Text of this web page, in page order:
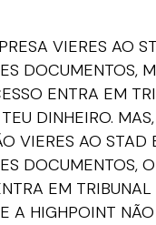
VIERES AO
DOCUMENTOS,
ENTRA EM
DINHEIRO.
VIERES AO STAD
DOCUMENTOS, O
EM
A HIGHPOINT